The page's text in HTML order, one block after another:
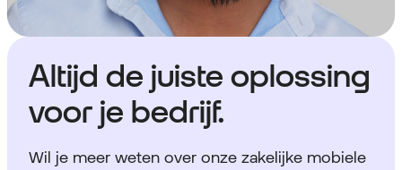
Altijd de juiste oplossing
voor je bedrijf.
Wil je meer weten over onze zakelijke mobiele